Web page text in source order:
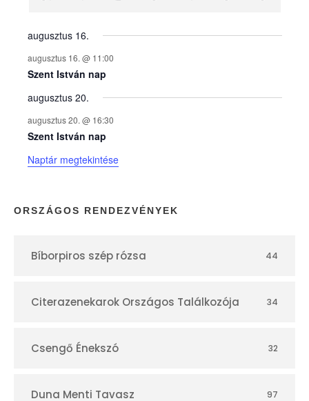
n
y
e
k
n
a
p
r
augusztus 16.
augusztus 16. @ 11:00
Szent István nap
augusztus 20.
augusztus 20. @ 16:30
Szent István nap
Naptár megtekintése
ORSZÁGOS RENDEZVÉNYEK
Bíborpiros szép rózsa 44
Citerazenekarok Országos Találkozója 34
Csengő Énekszó 32
Duna Menti Tavasz 97